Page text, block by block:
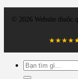
© 2026 Website thuộc
Tìm
kiếm: